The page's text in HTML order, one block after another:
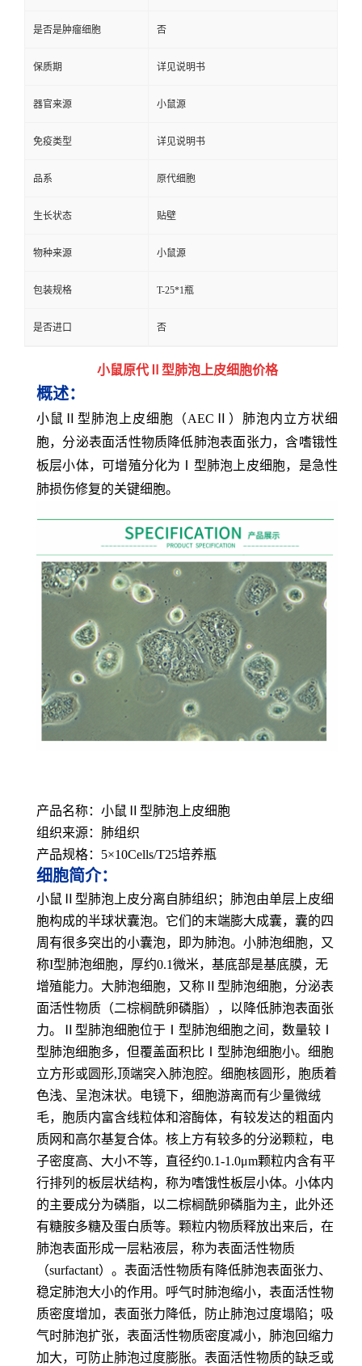
是否是肿瘤细胞 否
保质期 详见说明书
器官来源 小鼠源
免疫类型 详见说明书
品系 原代细胞
生长状态 贴壁
物种来源 小鼠源
包装规格 T-25*1瓶
是否进口 否
小鼠原代Ⅱ型肺泡上皮细胞价格
概述：
小鼠Ⅱ型肺泡上皮细胞（AECⅡ）肺泡内立方状细
胞，分泌表面活性物质降低肺泡表面张力，含嗜锇性
板层小体，可增殖分化为Ⅰ型肺泡上皮细胞，是急性
肺损伤修复的关键细胞。
产品名称：小鼠Ⅱ型肺泡上皮细胞
组织来源：肺组织
产品规格：5×10Cells/T25培养瓶
细胞简介：
小鼠Ⅱ型肺泡上皮分离自肺组织；肺泡由单层上皮细
胞构成的半球状囊泡。它们的末端膨大成囊，囊的四
周有很多突出的小囊泡，即为肺泡。小肺泡细胞，又
称I型肺泡细胞，厚约0.1微米，基底部是基底膜，无
增殖能力。大肺泡细胞，又称Ⅱ型肺泡细胞，分泌表
面活性物质（二棕榈酰卵磷脂），以降低肺泡表面张
力。Ⅱ型肺泡细胞位于Ⅰ型肺泡细胞之间，数量较Ⅰ
型肺泡细胞多，但覆盖面积比Ⅰ型肺泡细胞小。细胞
立方形或圆形,顶端突入肺泡腔。细胞核圆形，胞质着
色浅、呈泡沫状。电镜下，细胞游离而有少量微绒
毛，胞质内富含线粒体和溶酶体，有较发达的粗面内
质网和高尔基复合体。核上方有较多的分泌颗粒，电
子密度高、大小不等，直径约0.1-1.0μm颗粒内含有平
行排列的板层状结构，称为嗜饿性板层小体。小体内
的主要成分为磷脂，以二棕榈酰卵磷脂为主，此外还
有糖胺多糖及蛋白质等。颗粒内物质释放出来后，在
肺泡表面形成一层粘液层，称为表面活性物质
（surfactant）。表面活性物质有降低肺泡表面张力、
稳定肺泡大小的作用。呼气时肺泡缩小，表面活性物
质密度增加，表面张力降低，防止肺泡过度塌陷；吸
气时肺泡扩张，表面活性物质密度减小，肺泡回缩力
加大，可防止肺泡过度膨胀。表面活性物质的缺乏或